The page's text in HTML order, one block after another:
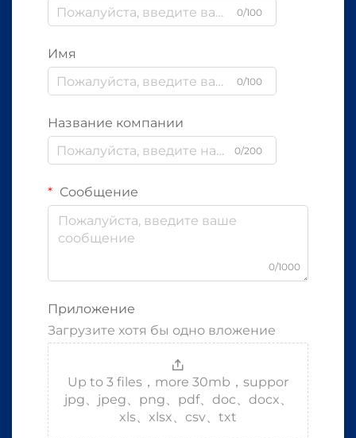
0/100
Имя
0/100
Название компании
0/200
Сообщение
0/1000
Приложение
Загрузите хотя бы одно вложение
Up to 3 files，more 30mb，suppor
jpg、jpeg、png、pdf、doc、docx、
xls、xlsx、csv、txt